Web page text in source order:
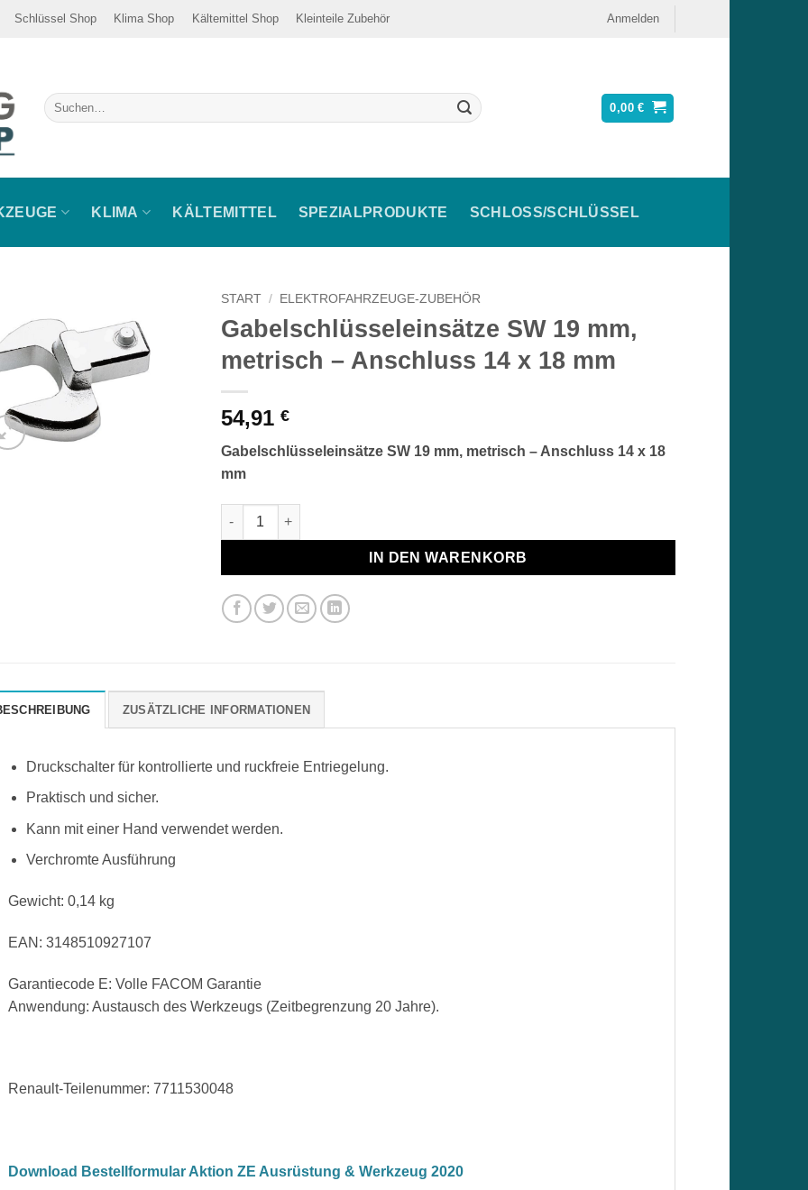
Schlüssel Shop Klima Shop Kältemittel Shop Kleinteile Zubehör Anmelden
Suche
nach:
0,00€
KLIMA KÄLTEMITTEL SPEZIALPRODUKTE SCHLOSS/SCHLÜSSEL
START / ELEKTROFAHRZEUGE-ZUBEHÖR
Gabelschlüsseleinsätze SW 19 mm,
metrisch – Anschluss 14 x 18 mm
54,91 €
Gabelschlüsseleinsätze SW 19 mm, metrisch – Anschluss 14 x 18
mm
Gabelschlüsseleinsätze SW 19 mm, metrisch - Anschluss 14 x 18 mm Menge
IN DEN WARENKORB
ZUSÄTZLICHE INFORMATIONEN
Druckschalter für kontrollierte und ruckfreie Entriegelung.
Praktisch und sicher.
Kann mit einer Hand verwendet werden.
Verchromte Ausführung
Gewicht: 0,14 kg
EAN: 3148510927107
Garantiecode E: Volle FACOM Garantie
Anwendung: Austausch des Werkzeugs (Zeitbegrenzung 20 Jahre).
Renault-Teilenummer: 7711530048
Download Bestellformular Aktion ZE Ausrüstung & Werkzeug 2020